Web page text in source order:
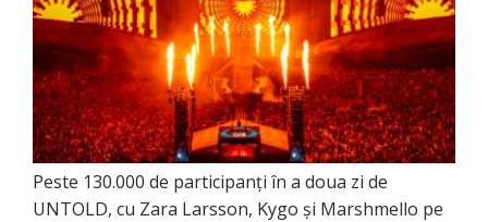
Peste 130.000 de participanți în a doua zi de
UNTOLD, cu Zara Larsson, Kygo și Marshmello pe